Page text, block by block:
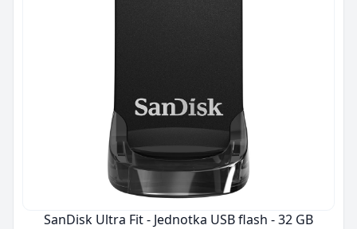
SanDisk Ultra Fit - Jednotka USB flash - 32 GB